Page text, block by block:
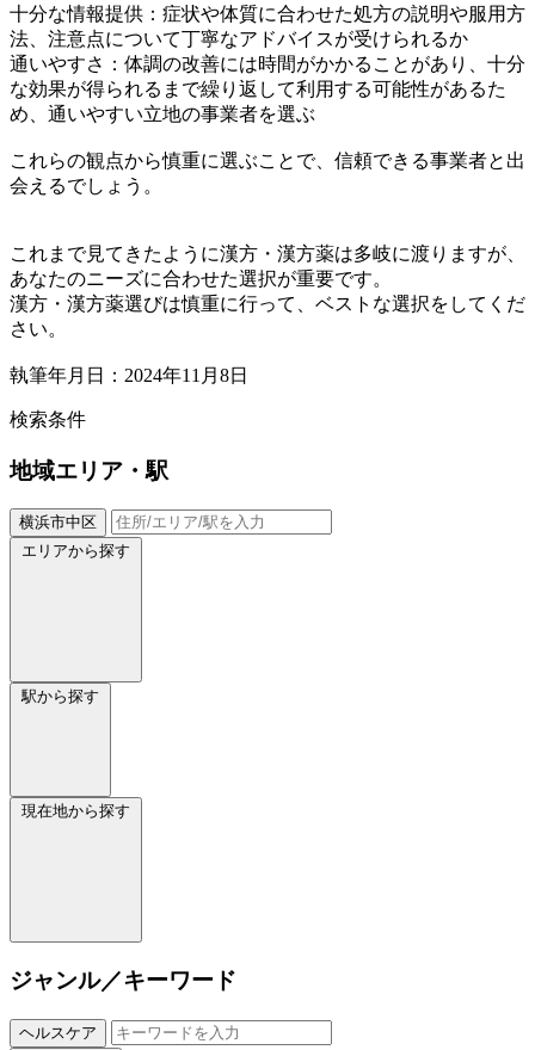
十分な情報提供：症状や体質に合わせた処方の説明や服用方
法、注意点について丁寧なアドバイスが受けられるか
通いやすさ：体調の改善には時間がかかることがあり、十分
な効果が得られるまで繰り返して利用する可能性があるた
め、通いやすい立地の事業者を選ぶ
これらの観点から慎重に選ぶことで、信頼できる事業者と出
会えるでしょう。
これまで見てきたように漢方・漢方薬は多岐に渡りますが、
あなたのニーズに合わせた選択が重要です。
漢方・漢方薬選びは慎重に行って、ベストな選択をしてくだ
さい。
執筆年月日：2024年11月8日
検索条件
地域エリア・駅
横浜市中区
エリアから探す
駅から探す
現在地から探す
ジャンル／キーワード
ヘルスケア